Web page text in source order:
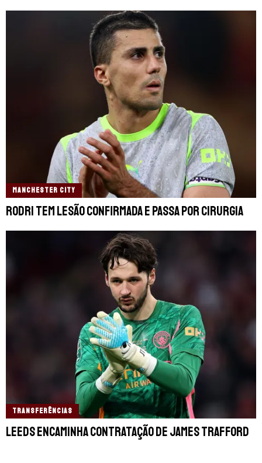
MANCHESTER CITY
Rodri tem lesão confirmada e passa por cirurgia
TRANSFERÊNCIAS
Leeds encaminha contratação de James Trafford